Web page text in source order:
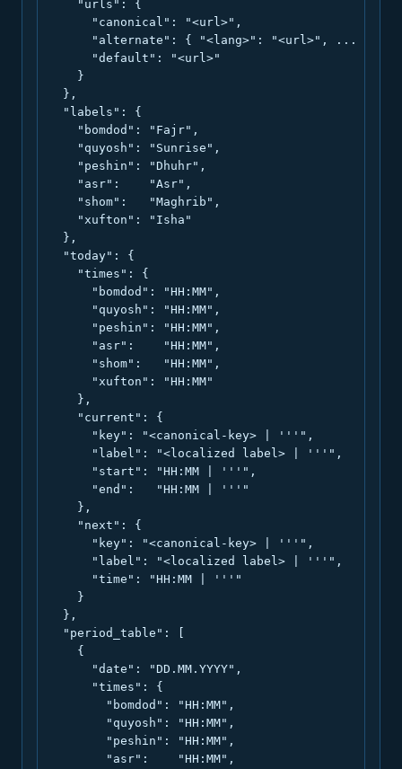
    "urls": {
      "canonical": "<url>",
      "alternate": { "<lang>": "<url>", ... },
      "default": "<url>"
    }
  },
  "labels": {
    "bomdod": "Fajr",
    "quyosh": "Sunrise",
    "peshin": "Dhuhr",
    "asr":    "Asr",
    "shom":   "Maghrib",
    "xufton": "Isha"
  },
  "today": {
    "times": {
      "bomdod": "HH:MM",
      "quyosh": "HH:MM",
      "peshin": "HH:MM",
      "asr":    "HH:MM",
      "shom":   "HH:MM",
      "xufton": "HH:MM"
    },
    "current": {
      "key": "<canonical-key> | '''",
      "label": "<localized label> | '''",
      "start": "HH:MM | '''",
      "end":   "HH:MM | '''"
    },
    "next": {
      "key": "<canonical-key> | '''",
      "label": "<localized label> | '''",
      "time": "HH:MM | '''"
    }
  },
  "period_table": [
    {
      "date": "DD.MM.YYYY",
      "times": {
        "bomdod": "HH:MM",
        "quyosh": "HH:MM",
        "peshin": "HH:MM",
        "asr":    "HH:MM",